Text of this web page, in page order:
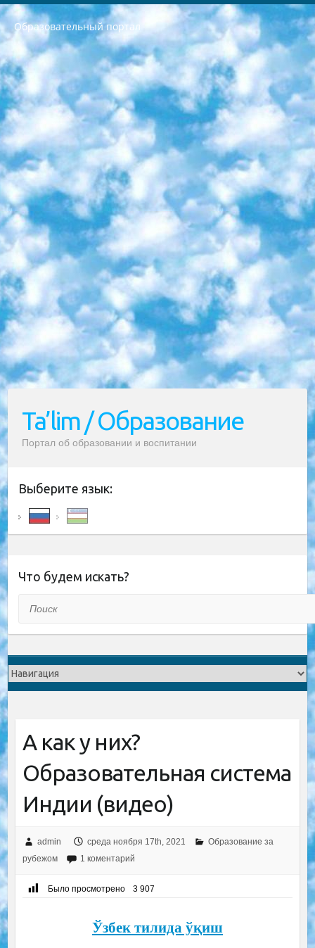
Образовательный портал
РЕСПУБЛИКА УЗБЕКИСТАН МИНИСТРЕРСТВО ДОШКОЛЬНОГО И ШКОЛЬНОГО ОБРАЗОВАНИЯ КОМАНДА в общеобразовательных учреждениях в 2023-2024 учебном году организация и проведение итоговой государственной аттестации обучающихся о Министра дошкольного и школьного образования Республики Узбекистан от 4 марта 2008 года (постановлением Минюста от 20 марта 2008 года № 1778 государственной регистрации) «Итоговое состояние учащихся общего среднего образования на основании положения об утверждении положения об аттестации общего среднего образования выпускной экзамен студентов в образовательных учреждениях в 2023-2024 учебном году В целях организации и прохождения аттестации приказываю: 1. Следующее: перечень предметов, по которым будет проводиться итоговая государственная аттестация и экзамен формы перевода согласно приложению 1; сертификаты международного образца, оценивающие уровень владения иностранными языками перечень согласно приложению 2; 2. Педагогический при специализированных образовательных учреждениях. научно-практический центр квалификации и международной оценки (Д.Давидова) 2024 г. До 25 марта: задания по предметам, по которым будет проводиться итоговая аттестация разработка и утверждение технических условий; итоговая аттестация на основании разработанного предметного задания разработка вопросов по предметам (устно и письменно), экзамен передача; общеобразовательные средние школы и специальные учебные заведения учащиеся выпускных классов школ и интернатов в агентской системе подготовка базы данных экзаменационных материалов и критериев оценки; перевод базы экзаменационных материалов на все языки обучения подать в Республиканский образовательный центр для изготовления; варианты экзаменов на основе разработанных контрольных материалов пусть будут поставлены задачи формирования. 3. Республиканский образовательный центр (Ш.Худайкулов) до 5 апреля 2024 года. до: база данных предоставленных экзаменационных материалов на все языки обучения перевод и экспертиза; для слепых, слабовидящих, глухих, слабослышащих и умственно отсталых детей учащиеся выпускных классов специализированных школ и школ-интернатов база данных экзаменационных материалов на всех преподаваемых языках подготовка критериев оценки; специализированные школы для умственно отсталых детей и технологии для учащихся выпускных классов школ-интернатов разработка соответствующих рекомендаций и критериев проведения ЕГЭ по естествознанию давать задания. 4. Педагогический при специализированных образовательных учреждениях. Научно-практический центр навыков и международной оценки (Д.Давидова), Республика образовательный центр (Худайкулов Ш.) итоговый государственный аттестационный экзамен ориентирован на творческое и логическое мышление при подготовке базы материалов учитывать введение заданий. 5. Следует отметить, что: сертификат государственного образца о знании общеобразовательного предмета и как минимум национальный уровень B1 по предметам на иностранных языках, указанным в Приложении 2. или международно признанный сертификат эквивалентного уровня студенты, изучающие определенный предмет, освобождаются от экзамена; по соответствующим предметам запланирована итоговая государственная аттестация за день до дня, путем жеребьевки Рабочей группой (в письменной форме по предметам, проводимым в форме) из числа сформированных вариантов выбрано 2 варианта; 2 выбранных варианта экзамена анонсированы на официальном сайте министерства и все выпускники по всей стране на основе этих вариантов проводит итоговую государственную аттестацию. 6. Государственное образование учащихся средних общеобразовательных учреждений. знания в соответствии с квалификационными требованиями, которые необходимо приобрести на основании стандартов итоговый (выпускной) контроль для 9 и 11 классов в целях тестирования Экзамены (далее – экзамены) состоят из предметов, перечисленных в приложении 1. будет сделано. 7. Экзамены пройдут с 26 мая по 15 июня 2024 г. (кроме науки физического воспитания). 8. Физическая для учащихся 9 классов общесредних образовательных учреждений. Экзамены по предмету «Образование, квалификация медицина» 1-6 мая 2024 года. сотрудники перевести под присмотр (с отклонениями в физическом или умственном развитии) специализированная школа для детей, школы-интернаты и со сколиозом школы-интернаты санаторного типа для больных детей исключены). 9. Он был слепым, слабовидящим и имел нарушения опорно-двигательного аппарата. экзамены в специализированных школах и интернатах для детей должны проводиться исходя из требований, предъявляемых к общеобразовательным учреждениям (физкультура кроме науки). 10. Специализированная школа для глухих и слабослышащих детей. и экзамены в интернатах и быть реализован в виде письменного теста по математике. 11. Специальность для умственно отсталых детей. Для 9 класса Родной язык и литературное письмо Государственный язык (язык обучения – узбекский). для неклассов) написано Математическое письмо Письменная/устная история Узбекистана Физическое воспитание практично Итоговый контроль Для 11 класса Написание родного языка и литературы (эссе) Математическое письмо Узбекский язык (обучение на узбекском языке) не посещающее общее среднее образование для учреждений)/Образовательное учреждение выбор письменный и устный Иностранный язык письменный/устный Письменная/устная история Узбекистана *По выбору студента:  Химия  Физика  Основы государственного права  География 10 бесплатных образовательных ресурсов - Мы составили подборку онлайн-проектов с интерактивными упражнениями, видеолекциями и статьями. Они помогут вам обрести новые и освежить старые знания бесплатно. 1. «ИНТУИТ» Старейшая образовательная площадка Рунета. Здесь вы найдёте сотни текстовых и видеокурсов на десятки различных тем — от программирования до психологии. Многие курсы подготовлены российскими университетами и крупными международными компаниями вроде Intel и Microsoft. Самостоятельное обучение бесплатное, но желающие могут оплатить услуги персональных наставников. 2. «Смартия» знакомит с актуальными профессиями и подсказывает, как им обучаться. Выбрав заинтересовавшую вас специальность — SMM-специалист, фотограф, веб-дизайнер или другую, — увидите список необходимых для неё умений. Чтобы вы могли освоить их самостоятельно, для каждого умения площадка отображает подборку ссылок на учебные материалы. Хотя «Смартия» ориентируется на русскоязычную аудиторию, часть контента всё же доступна только на английском. 3. «Лекторий Физтеха» Проект Московского физико-технического института (Физтеха). С его помощью вы можете смотреть онлайн серии лекций, записанные на видео в этом вузе. В числе доступных предметов — физика, биология, химия, информационные технологии и другие. К некоторым лекциям администрация ресурса прилагает готовые конспекты, которые можно скачивать в PDF-формате. 4. ITMOcourses Онлайн-площадка Санкт-Петербургского национального исследовательского университета информационных технологий, механики и оптики (ИТМО). Ресурс предоставляет свободный доступ к курсам, разработанным в этом вузе. Каталог материалов разбит на четыре категории: «Оптические системы и технологии», «Приборостроение и робототехника», «Информационные технологии» и «Биотехнологии». Курсы состоят из видеолекций, интерактивных демонстраций и заданий. 5. «КиберЛенинка» Электронная научная библиотека открытого доступа. Каталог площадки регулярно обрастает текстами статей из различных научных изданий. Сгруппированные по журналам и рубрикам публикации можно читать онлайн или скачивать целиком в PDF-формате. Проект нацелен на популяризацию науки за счёт открытого доступа к качественной информации. 6. «ПостНаука» На этом ресурсе публикуют подборки видеолекций, составленные экспертами из разных отраслей и объединённые общими темами. Среди них, к примеру, есть серии «Биоинформатика и геномика», «Культура средневековой Скандинавии» и Cinema Studies о теории кино. Каждая подборка лекций — логически связанная история, рассказанная экспертом от первого лица. Кроме того, на сайте появляются научно-образовательные статьи и тесты на разные темы. 7. «Newочём» Команда проекта «Newочём» отбирает самые интересные тексты из англоязычных СМИ и переводит те из них, за которые голосуют участники сообщества «ВКонтакте». По большей части это научно-популярные статьи. Редакторы придумывают лишь заголовки, в остальном содержание переводов соответствует оригиналам. Полные тексты можно читать прямо в социальной сети. 8. InternetUrok Онлайн-база материалов по основным дисциплинам школьной программы. Информация на сайте структурирована по классам, предметам и темам (урокам). Каждый урок состоит из видеолекций и конспектов. Есть также интерактивные тренажёры и тесты для закрепления пройденного материала. Даже если вы давно окончили школу, возможность повторить программу старших классов всегда может пригодиться. 9. Edutainme Ещё один ресурс об образовании. В отличие от Newtonew, как мне кажется, Edutainme больше ориентируется на представителей индустрии: педагогов, предпринимателей, разработчиков образовательных проектов. Но и любой, кто просто стремится к саморазвитию, найдёт на сайте много полезного и интересного для себя. Например, информацию о новых курсах и образовательных сервисах. 10. Newtonew Онлайн-медиа об образовании и обучении в широком смысле. Авторы Newtonew пишут об инструментах, заведениях, тактиках и стратегиях, которые помогают учить других и получать новые знания самостоятельно. На этой площадке вы найдёте новости, обзоры, аналитические мат
Ta’lim / Образование
Портал об образовании и воспитании
Выберите язык:
Что будем искать?
А как у них?
Образовательная система
Индии (видео)
admin среда ноября 17th, 2021
Образование за
рубежом
1 коментарий
Было просмотрено 3 907
Ўзбек тилида ўқиш